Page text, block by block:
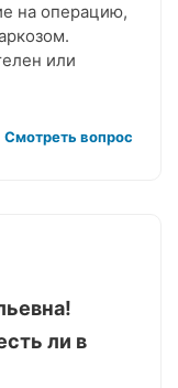
на операцию,
или
Смотреть вопрос
ли в